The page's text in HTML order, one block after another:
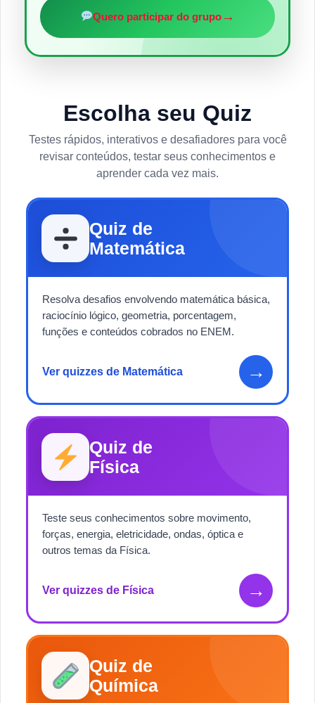
Quero participar do grupo→
Escolha seu Quiz
Testes rápidos, interativos e desafiadores para você
revisar conteúdos, testar seus conhecimentos e
aprender cada vez mais.
Quiz de
Matemática
Resolva desafios envolvendo matemática básica,
raciocínio lógico, geometria, porcentagem,
funções e conteúdos cobrados no ENEM.
Ver quizzes de Matemática →
Quiz de
Física
Teste seus conhecimentos sobre movimento,
forças, energia, eletricidade, ondas, óptica e
outros temas da Física.
Ver quizzes de Física →
Quiz de
Química